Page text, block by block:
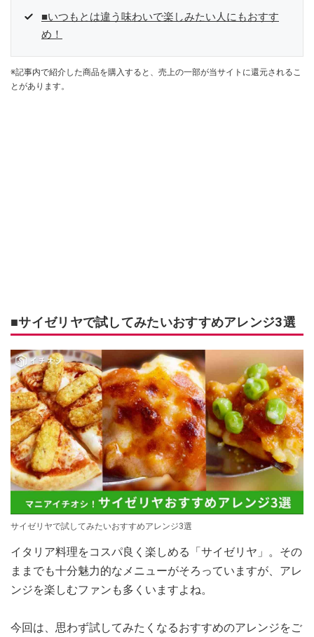
■いつもとは違う味わいで楽しみたい人にもおすす
め！
※記事内で紹介した商品を購入すると、売上の一部が当サイトに還元されるこ
とがあります。
■サイゼリヤで試してみたいおすすめアレンジ3選
サイゼリヤで試してみたいおすすめアレンジ3選
イタリア料理をコスパ良く楽しめる「サイゼリヤ」。その
ままでも十分魅力的なメニューがそろっていますが、アレ
ンジを楽しむファンも多くいますよね。
今回は、思わず試してみたくなるおすすめのアレンジをご